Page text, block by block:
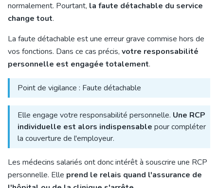
normalement. Pourtant, la faute détachable du service
change tout.
La faute détachable est une erreur grave commise hors de
vos fonctions. Dans ce cas précis, votre responsabilité
personnelle est engagée totalement.
Point de vigilance : Faute détachable
Elle engage votre responsabilité personnelle. Une RCP
individuelle est alors indispensable pour compléter
la couverture de l'employeur.
Les médecins salariés ont donc intérêt à souscrire une RCP
personnelle. Elle prend le relais quand l'assurance de